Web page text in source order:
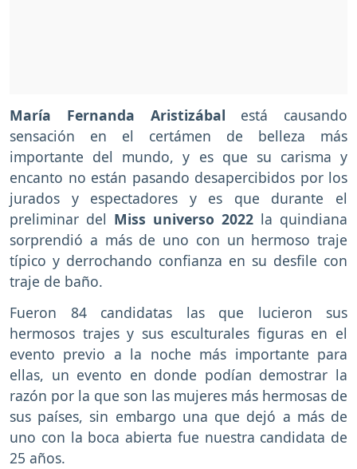
María Fernanda Aristizábal está causando
sensación en el certámen de belleza más
importante del mundo, y es que su carisma y
encanto no están pasando desapercibidos por los
jurados y espectadores y es que durante el
preliminar del Miss universo 2022 la quindiana
sorprendió a más de uno con un hermoso traje
típico y derrochando confianza en su desfile con
traje de baño.
Fueron 84 candidatas las que lucieron sus
hermosos trajes y sus esculturales figuras en el
evento previo a la noche más importante para
ellas, un evento en donde podían demostrar la
razón por la que son las mujeres más hermosas de
sus países, sin embargo una que dejó a más de
uno con la boca abierta fue nuestra candidata de
25 años.